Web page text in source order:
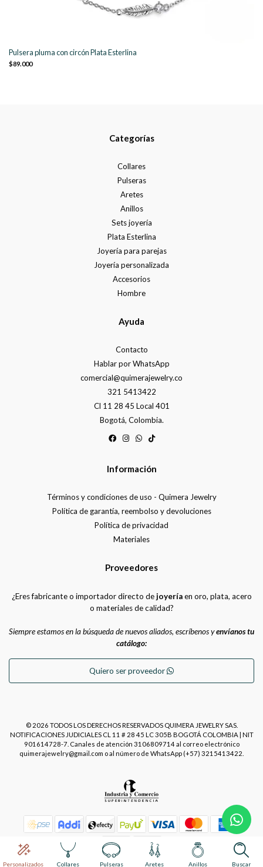
Pulsera pluma con circón Plata Esterlina
$89.000
Personalizados Collares Pulseras Aretes Anillos Buscar
Categorías
Collares
Pulseras
Aretes
Anillos
Sets joyería
Plata Esterlina
Joyería para parejas
Joyería personalizada
Accesorios
Hombre
Ayuda
Contacto
Hablar por WhatsApp
comercial@quimerajewelry.co
321 5413422
Cl 11 28 45 Local 401
Bogotá, Colombia.
Información
Términos y condiciones de uso - Quimera Jewelry
Política de garantía, reembolso y devoluciones
Política de privacidad
Materiales
Proveedores
¿Eres fabricante o importador directo dejoyeríaen oro, plata, acero
o materiales de calidad?
Siempre estamos en la búsqueda de nuevos aliados, escríbenos yenvíanos tu
catálogo:
Quiero ser proveedor
© 2026 TODOS LOS DERECHOS RESERVADOS QUIMERA JEWELRY SAS.
NOTIFICACIONES JUDICIALES CL 11 # 28 45 LC 305B BOGOTÁ COLOMBIA | NIT
901614728-7. Canales de atención 3106809714 al correo electrónico
quimerajewelry@gmail.com o al número de WhatsApp (+57) 3215413422.
Power by Placecommerce